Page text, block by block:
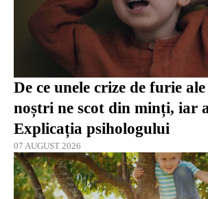
De ce unele crize de furie
noștri ne scot din minți, iar
Explicația psihologului
07 AUGUST 2026